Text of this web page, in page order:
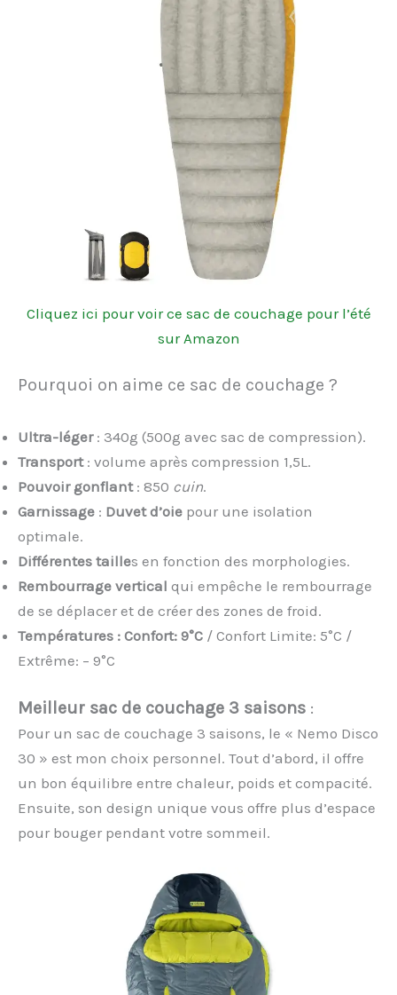
Cliquez ici pour voir ce sac de couchage pour l’été
sur Amazon
Pourquoi on aime ce sac de couchage ?
Ultra-léger: 340g (500g avec sac de compression).
Transport: volume après compression 1,5L.
Pouvoir gonflant: 850 cuin.
Garnissage : Duvet d’oie pour une isolation
optimale.
Différentes tailles en fonction des morphologies.
Rembourrage vertical qui empêche le rembourrage
de se déplacer et de créer des zones de froid.
Températures : Confort: 9°C / Confort Limite: 5°C /
Extrême: – 9°C
Meilleur sac de couchage 3 saisons :
Pour un sac de couchage 3 saisons, le « Nemo Disco
30 » est mon choix personnel. Tout d’abord, il offre
un bon équilibre entre chaleur, poids et compacité.
Ensuite, son design unique vous offre plus d’espace
pour bouger pendant votre sommeil.